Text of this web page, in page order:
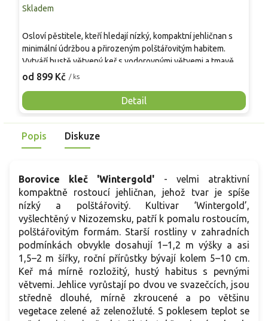
Skladem
od 899 Kč / ks
Detail
Osloví pěstitele, kteří hledají nízký, kompaktní jehličnan s
minimální údržbou a přirozeným polštářovitým habitem.
Vytváří hustě větvený keř s vodorovnými větvemi a tmavě
zelenými jehlicemi dlouhými asi 6–8 cm, které podrží
0,6–1 m výšky a kolem 1–1,5 m šířky v závislosti na stanovišti
a stáří, roční přírůstky se obvykle pohybují mezi 5 a 10 cm.
Uplatní se ve vřesovištích, předzahrádkách, na suchých
svazích i v nádobách, kde díky dobré mrazuvzdornosti a
odolnosti vůči větru přináší stabilní strukturu výsadby.
Popis Diskuze
Borovice kleč 'Wintergold' - velmi atraktivní
kompaktně rostoucí jehličnan, jehož tvar je spíše
nízký a polštářovitý. Kultivar ‘Wintergold’,
vyšlechtěný v Nizozemsku, patří k pomalu rostoucím,
polštářovitým formám. Starší rostliny v zahradních
podmínkách obvykle dosahují 1–1,2 m výšky a asi
1,5–2 m šířky, roční přírůstky bývají kolem 5–10 cm.
Keř má mírně rozložitý, hustý habitus s pevnými
větvemi. Jehlice vyrůstají po dvou ve svazečcích, jsou
středně dlouhé, mírně zkroucené a po většinu
vegetace zelené až zelenožluté. S poklesem teplot se